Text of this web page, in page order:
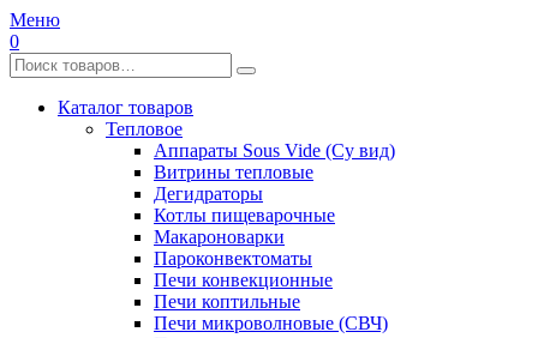
Меню
0
Каталог товаров
Тепловое
Аппараты Sous Vide (Су вид)
Витрины тепловые
Дегидраторы
Котлы пищеварочные
Макароноварки
Пароконвектоматы
Печи конвекционные
Печи коптильные
Печи микроволновые (СВЧ)